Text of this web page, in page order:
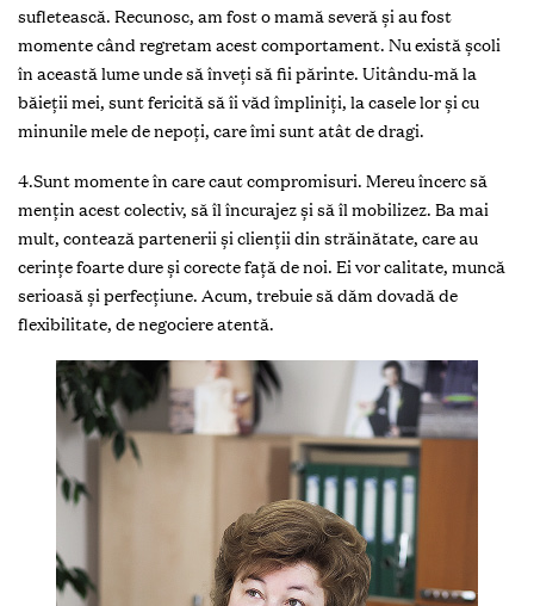
sufletească. Recunosc, am fost o mamă severă şi au fost
momente când regretam acest comportament. Nu există şcoli
în această lume unde să înveţi să fii părinte. Uitându-mă la
băieţii mei, sunt fericită să îi văd împliniţi, la casele lor şi cu
minunile mele de nepoţi, care îmi sunt atât de dragi.
4.Sunt momente în care caut compromisuri. Mereu încerc să
menţin acest colectiv, să îl încurajez şi să îl mobilizez. Ba mai
mult, contează partenerii şi clienţii din străinătate, care au
cerinţe foarte dure şi corecte față de noi. Ei vor calitate, muncă
serioasă şi perfecţiune. Acum, trebuie să dăm dovadă de
flexibilitate, de negociere atentă.